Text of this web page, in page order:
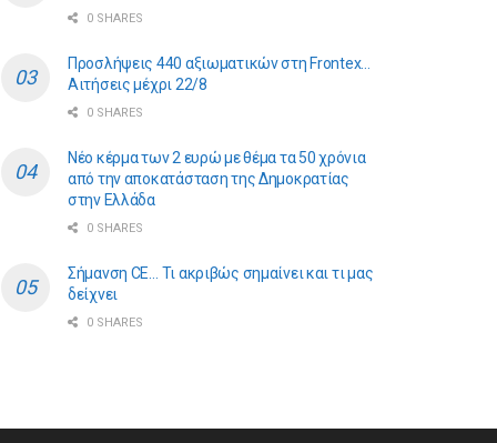
0 SHARES
Προσλήψεις 440 αξιωματικών στη Frontex…
Αιτήσεις μέχρι 22/8
0 SHARES
Νέο κέρμα των 2 ευρώ με θέμα τα 50 χρόνια
από την αποκατάσταση της Δημοκρατίας
στην Ελλάδα
0 SHARES
Σήμανση CE… Τι ακριβώς σημαίνει και τι μας
δείχνει
0 SHARES